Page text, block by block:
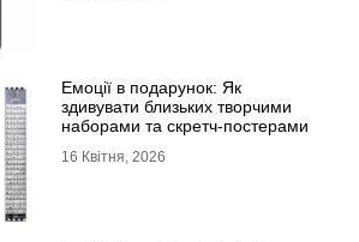
Емоції в подарунок: Як
здивувати близьких творчими
наборами та скретч-постерами
16 Квітня, 2026